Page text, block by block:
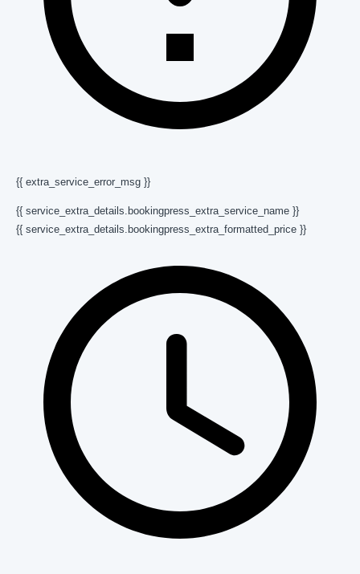
{{ extra_service_error_msg }}
{{ service_extra_details.bookingpress_extra_service_name }}
{{ service_extra_details.bookingpress_extra_formatted_price }}